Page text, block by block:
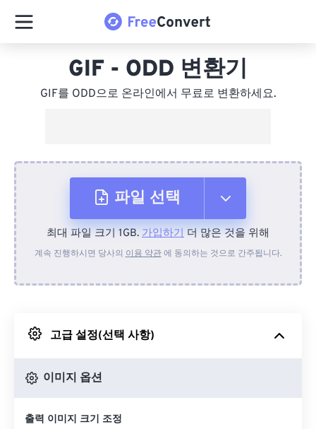
GIF - ODD 변환기
GIF를 ODD으로 온라인에서 무료로 변환하세요.
파일 선택
장치에서
Google 드라이브에서
최대 파일 크기 1GB. 가입하기 더 많은 것을 위해
계속 진행하시면 당사의 이용 약관에 동의하는 것으로 간주됩니다.
고급 설정(선택 사항)
이미지 옵션
출력 이미지 크기 조정